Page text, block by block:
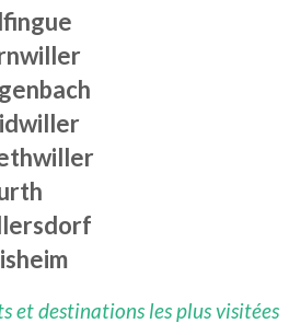
et destinations les plus visitées